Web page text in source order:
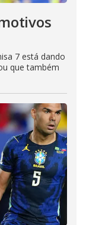
7 está dando
que também